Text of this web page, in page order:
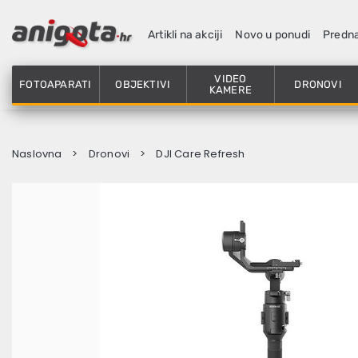
Artikli na akciji Novo u ponudi
FOTOAPARATI OBJEKTIVI
VIDEO
KAMERE
DRONOVI
Naslovna Dronovi DJI Care Refresh